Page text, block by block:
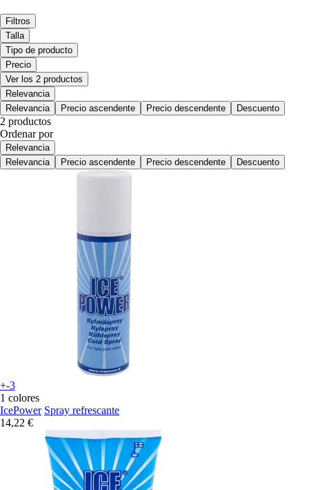
Filtros
Talla
Tipo de producto
Precio
Ver los 2 productos
Relevancia
Relevancia
Precio ascendente Precio descendente Descuento
2 productos
Ordenar por
Relevancia
Relevancia
Precio ascendente Precio descendente Descuento
+-3
1 colores
IcePower Spray refrescante
14,22 €